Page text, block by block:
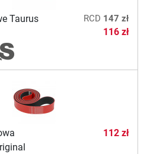
Taurus
RCD 147 zł
116 zł
112 zł